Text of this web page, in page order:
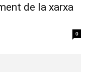
de la xarxa
0